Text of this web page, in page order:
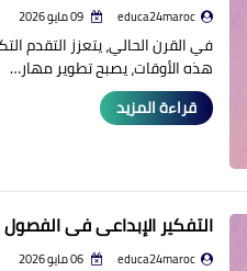
educa24maroc
في القرن الحالي، يتعزز التقدم
هذه الأوقات، يصبح تطوير مهار…
قراءة المزيد
التفكير الإبداعي في الفصول
educa24maroc